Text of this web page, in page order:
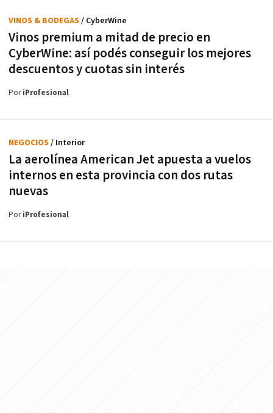
Vinos premium a mitad de precio en
CyberWine: así podés conseguir los mejores
descuentos y cuotas sin interés
VINOS & BODEGAS / CyberWine
PoriProfesional
La aerolínea American Jet apuesta a vuelos
internos en esta provincia con dos rutas
nuevas
NEGOCIOS / Interior
PoriProfesional